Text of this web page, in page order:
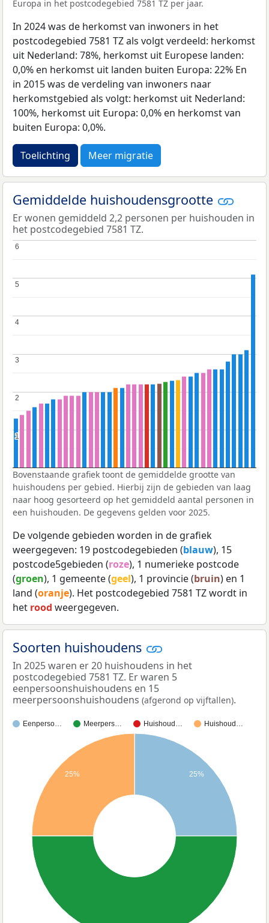
Europa in het postcodegebied 7581 TZ per jaar.
In 2024 was de herkomst van inwoners in het
postcodegebied 7581 TZ als volgt verdeeld: herkomst
uit Nederland: 78%, herkomst uit Europese landen:
0,0% en herkomst uit landen buiten Europa: 22% En
in 2015 was de verdeling van inwoners naar
herkomstgebied als volgt: herkomst uit Nederland:
100%, herkomst uit Europa: 0,0% en herkomst van
buiten Europa: 0,0%.
Toelichting Meer migratie
Gemiddelde huishoudensgrootte
Er wonen gemiddeld 2,2 personen per huishouden in
het postcodegebied 7581 TZ.
11
2
2
3
3
4
4
5
5
6
6
Bovenstaande grafiek toont de gemiddelde grootte van
huishoudens per gebied. Hierbij zijn de gebieden van laag
naar hoog gesorteerd op het gemiddeld aantal personen in
een huishouden. De gegevens gelden voor 2025.
De volgende gebieden worden in de grafiek
weergegeven: 19 postcodegebieden (blauw), 15
postcode5gebieden (roze), 1 numerieke postcode
(groen), 1 gemeente (geel), 1 provincie (bruin) en 1
land (oranje). Het postcodegebied 7581 TZ wordt in
het rood weergegeven.
Soorten huishoudens
In 2025 waren er 20 huishoudens in het
postcodegebied 7581 TZ. Er waren 5
eenpersoonshuishoudens en 15
meerpersoonshuishoudens (afgerond op vijftallen).
Eenperso… Meerpers… Huishoud… Huishoud…
25%
25%